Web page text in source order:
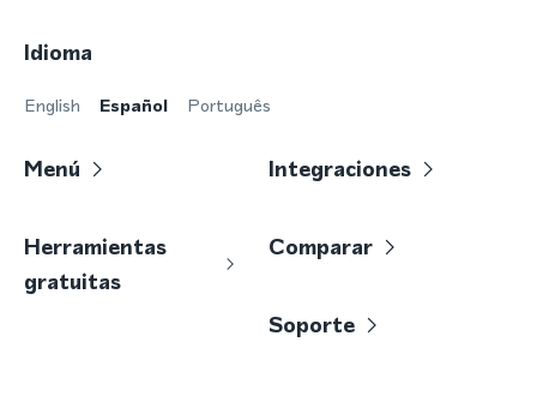
Idioma
English Español Português
Menú Integraciones
Herramientas
gratuitas
Comparar
Soporte